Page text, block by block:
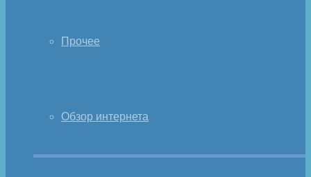
Прочее
Обзор интернета